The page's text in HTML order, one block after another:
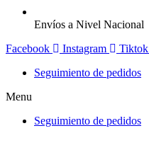
Envíos a Nivel Nacional
Facebook
Instagram Tiktok
Seguimiento de pedidos
Menu
Seguimiento de pedidos